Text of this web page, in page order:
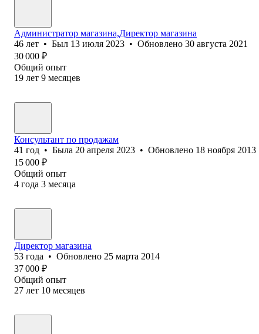
Администратор магазина,Директор магазина
46 лет • Был 13 июля 2023 • Обновлено 30 августа 2021
30 000 ₽
Общий опыт
19 лет 9 месяцев
Консультант по продажам
41 год • Была 20 апреля 2023 • Обновлено 18 ноября 2013
15 000 ₽
Общий опыт
4 года 3 месяца
Директор магазина
53 года • Обновлено 25 марта 2014
37 000 ₽
Общий опыт
27 лет 10 месяцев